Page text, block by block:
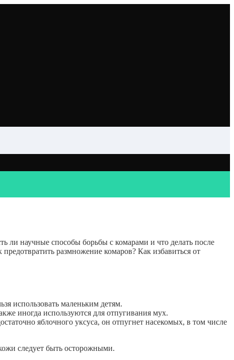
ли научные способы борьбы с комарами и что делать после
размножение комаров? Как избавиться от
использовать маленьким детям.
иногда используются для отпугивания мух.
яблочного уксуса, он отпугнет насекомых, в том числе
следует быть осторожными.